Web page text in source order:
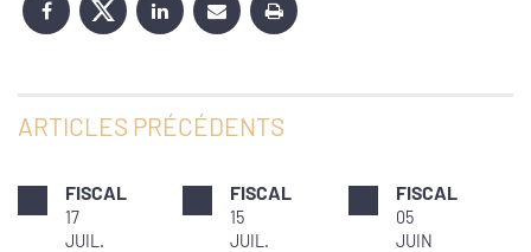
ARTICLES PRÉCÉDENTS
FISCAL
17
JUIL.
FISCAL
15
JUIL.
FISCAL
05
JUIN